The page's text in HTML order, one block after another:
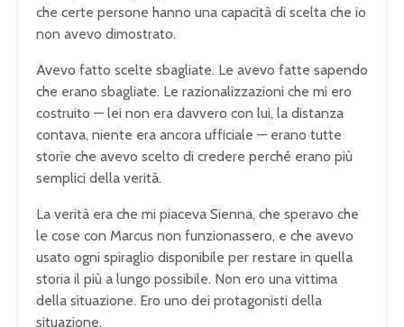
che certe persone hanno una capacità di scelta che io
non avevo dimostrato.
Avevo fatto scelte sbagliate. Le avevo fatte sapendo
che erano sbagliate. Le razionalizzazioni che mi ero
costruito — lei non era davvero con lui, la distanza
contava, niente era ancora ufficiale — erano tutte
storie che avevo scelto di credere perché erano più
semplici della verità.
La verità era che mi piaceva Sienna, che speravo che
le cose con Marcus non funzionassero, e che avevo
usato ogni spiraglio disponibile per restare in quella
storia il più a lungo possibile. Non ero una vittima
della situazione. Ero uno dei protagonisti della
situazione.